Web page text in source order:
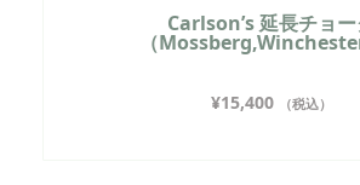
Carlson’s 延長チョー
（
¥15,400 （税込）